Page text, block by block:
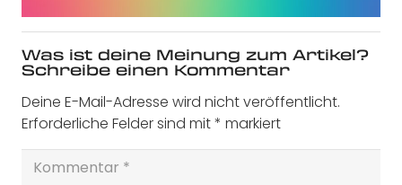
Was ist deine Meinung zum Artikel?
Schreibe einen Kommentar
Deine E-Mail-Adresse wird nicht veröffentlicht.
Erforderliche Felder sind mit* markiert